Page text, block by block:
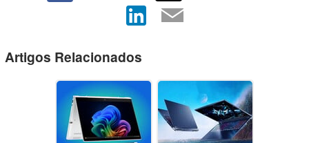
Artigos Relacionados